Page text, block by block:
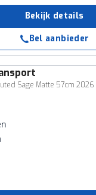
Bekijk details
Bel aanbieder
Sage Matte 57cm 2026